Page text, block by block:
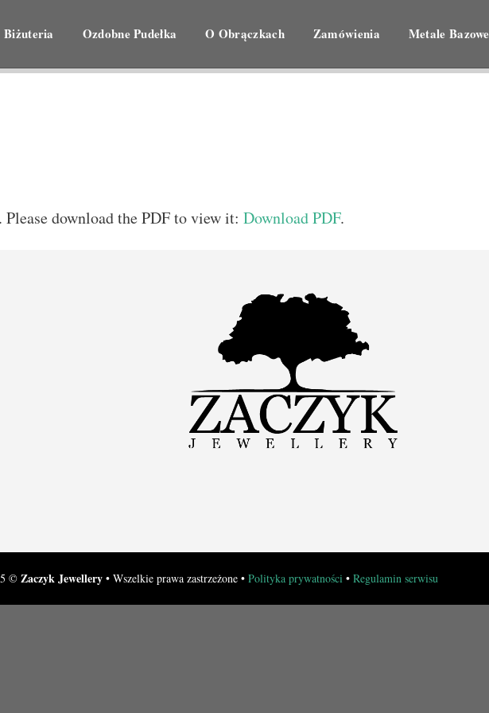
Biżuteria Ozdobne Pudełka O Obrączkach Zamówienia Metale Bazowe
download the PDF to view it: Download PDF.
© Zaczyk Jewellery • Wszelkie prawa zastrzeżone • Polityka prywatności • Regulamin serwisu